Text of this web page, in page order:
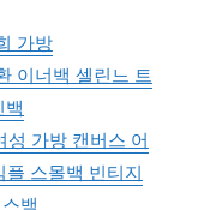
가방
이너백 셀린느 트
백
성 가방 캔버스 어
플 스몰백 빈티지